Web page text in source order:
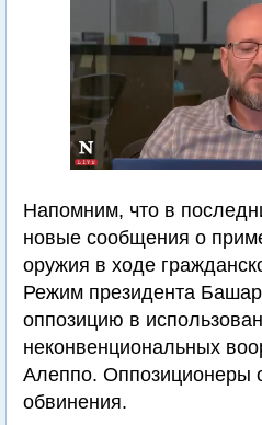
Напомним, что в
новые сообщения о
оружия в ходе
Режим президента
оппозицию в
неконвенциональных
Алеппо. Оппозиционеры
обвинения.